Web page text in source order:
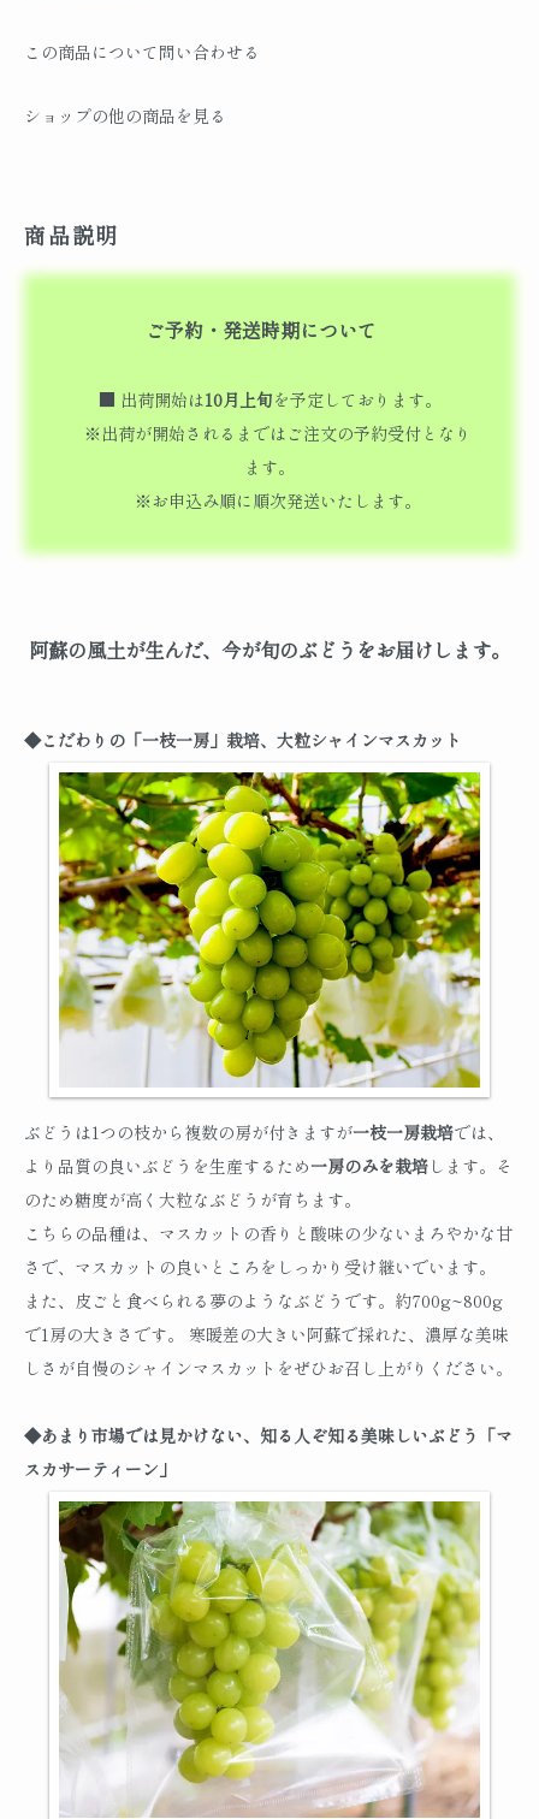
この商品について問い合わせる
ショップの他の商品を見る
商品説明
ご予約・発送時期について
■ 出荷開始は10月上旬を予定しております。
※出荷が開始されるまではご注文の予約受付となり
ます。
※お申込み順に順次発送いたします。
阿蘇の風土が生んだ、今が旬のぶどうをお届けします。
◆こだわりの「一枝一房」栽培、大粒シャインマスカット
ぶどうは1つの枝から複数の房が付きますが一枝一房栽培では、
より品質の良いぶどうを生産するため一房のみを栽培 します。そ
のため糖度が高く大粒なぶどうが育ちます。
こちらの品種は、マスカットの香りと酸味の少ないまろやかな甘
さで、マスカットの良いところをしっかり受け継いでいます。
また、皮ごと食べられる夢のようなぶどうです。約700g~800g
で1房の大きさです。 寒暖差の大きい阿蘇で採れた、濃厚な美味
しさが自慢のシャインマスカットをぜひお召し上がりください。
◆あまり市場では見かけない、知る人ぞ知る美味しいぶどう「マ
スカサーティーン」